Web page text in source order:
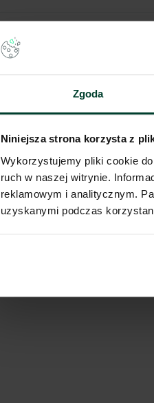
Zgoda
Niniejsza strona korzysta z
Wykorzystujemy pliki cookie
ruch w naszej witrynie.
reklamowym i analitycznym.
uzyskanymi podczas